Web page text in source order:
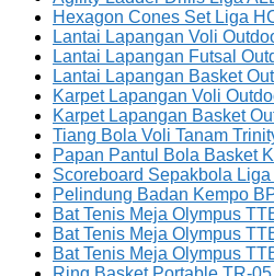
Hexagon Cones Set Liga
Lantai Lapangan Voli
Lantai Lapangan Futsal
Lantai Lapangan Basket
Karpet Lapangan Voli
Karpet Lapangan Basket
Tiang Bola Voli Tanam
Papan Pantul Bola Basket
Scoreboard Sepakbola
Pelindung Badan Kempo
Bat Tenis Meja Olympus
Bat Tenis Meja Olympus
Bat Tenis Meja Olympus